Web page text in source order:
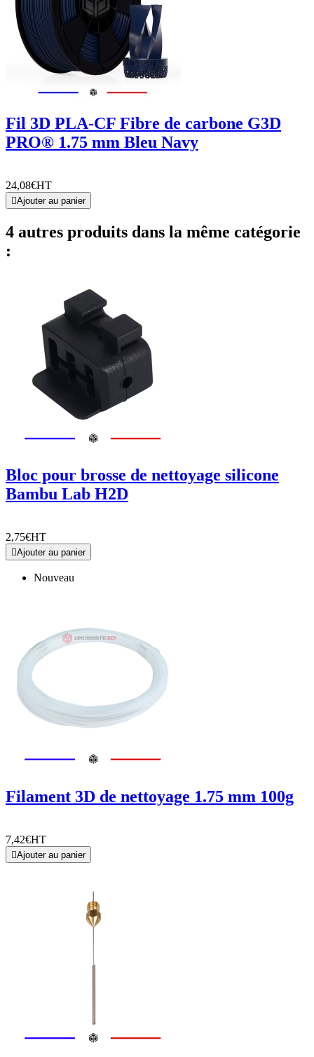
Fil 3D PLA-CF Fibre de carbone G3D
PRO® 1.75 mm Bleu Navy
24,08€HT
Ajouter au panier
4 autres produits dans la même catégorie
:
Bloc pour brosse de nettoyage silicone
Bambu Lab H2D
2,75€HT
Ajouter au panier
Nouveau
Filament 3D de nettoyage 1.75 mm 100g
7,42€HT
Ajouter au panier